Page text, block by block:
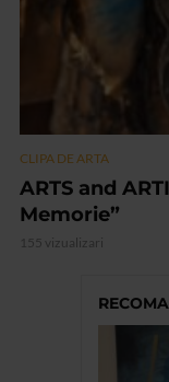
CLIPA DE ARTA
ARTS and
Memorie”
155 vizualizari